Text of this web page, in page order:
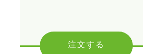
注文する